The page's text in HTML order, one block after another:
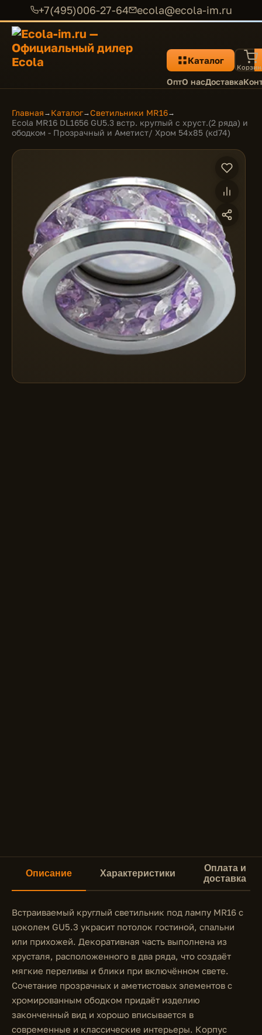
+7(495)006-27-64 ecola@ecola-im.ru
Каталог
ОптО насДоставка
Главная → Каталог→Светильники MR16→
Ecola MR16 DL1656 GU5.3 встр. круглый с хруст.(2 ряда) и
ободком - Прозрачный и Аметист/ Хром 54x85 (кd74)
Описание Характеристики
Оплата и
доставка
Встраиваемый круглый светильник под лампу MR16 с
цоколем GU5.3 украсит потолок гостиной, спальни
или прихожей. Декоративная часть выполнена из
хрусталя, расположенного в два ряда, что создаёт
мягкие переливы и блики при включённом свете.
Сочетание прозрачных и аметистовых элементов с
хромированным ободком придаёт изделию
законченный вид и хорошо вписывается в
современные и классические интерьеры. Корпус